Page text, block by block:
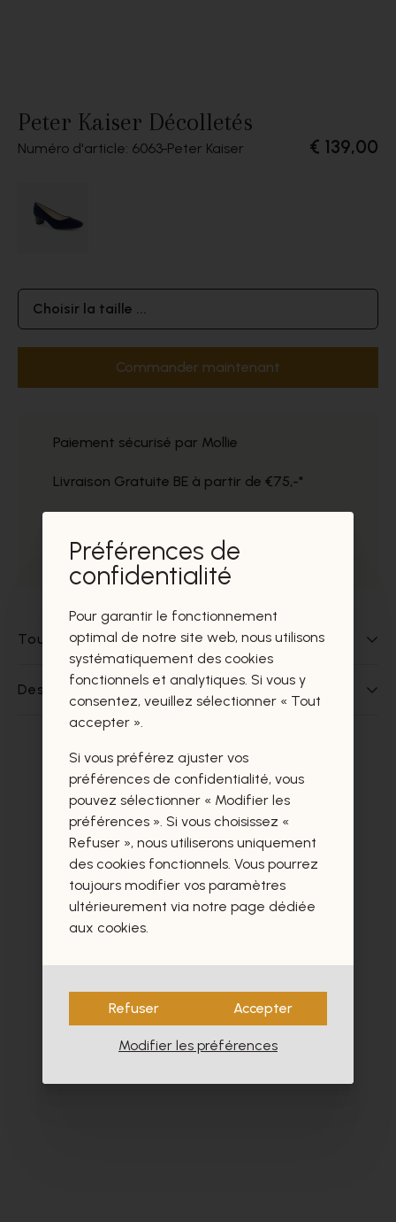
Peter Kaiser Décolletés
Numéro d'article: 6063 Peter Kaiser € 139,00
Choisir la taille ...
Commander maintenant
Paiement sécurisé par Mollie
Livraison Gratuite BE à partir de €75,-*
Prélèvement gratuit dans nos magasins
Tout sur ce produit
Des questions sur ce produit?
Ces produits vous intéresseront
certainement aussi.
Préférences de
confidentialité
Pour garantir le fonctionnement
optimal de notre site web, nous utilisons
systématiquement des cookies
fonctionnels et analytiques. Si vous y
consentez, veuillez sélectionner « Tout
accepter ».
Si vous préférez ajuster vos
préférences de confidentialité, vous
pouvez sélectionner « Modifier les
préférences ». Si vous choisissez «
Refuser », nous utiliserons uniquement
des cookies fonctionnels. Vous pourrez
toujours modifier vos paramètres
ultérieurement via notre page dédiée
aux cookies.
Refuser Accepter
Modifier les préférences